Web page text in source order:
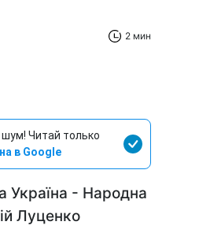
2 мин
Читай только
в Google
Україна - Народна
Луценко